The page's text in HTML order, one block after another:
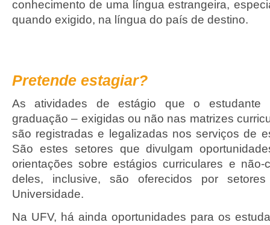
conhecimento de uma língua estrangeira,
quando exigido, na língua do país de destino.
Pretende estagiar?
As atividades de estágio que o estudante
graduação – exigidas ou não nas matrizes
são registradas e legalizadas nos serviços de
São estes setores que divulgam
orientações sobre estágios curriculares e não-
deles, inclusive, são oferecidos por
Universidade.
Na UFV, há ainda oportunidades para os